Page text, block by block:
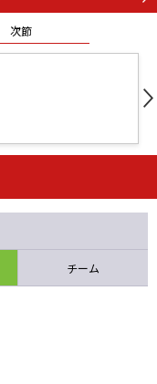
次節
石人の星
チーム